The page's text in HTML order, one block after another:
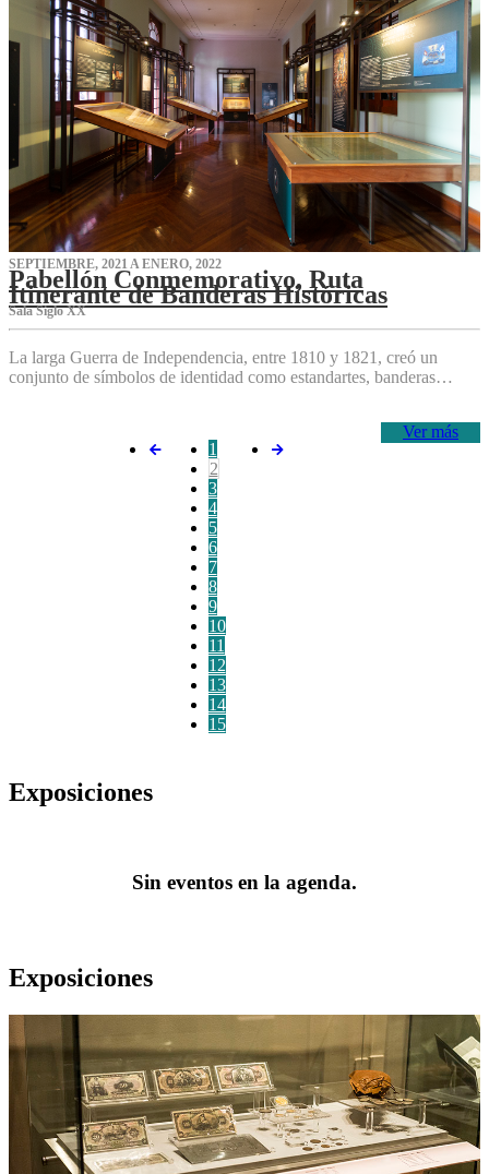
SEPTIEMBRE, 2021 A ENERO, 2022
Pabellón Conmemorativo, Ruta
Itinerante de Banderas Históricas
Sala Siglo XX
La larga Guerra de Independencia, entre 1810 y 1821, creó un
conjunto de símbolos de identidad como estandartes, banderas…
Ver más
1
2
3
4
5
6
7
8
9
10
11
12
13
14
15
Exposiciones
Sin eventos en la agenda.
Exposiciones